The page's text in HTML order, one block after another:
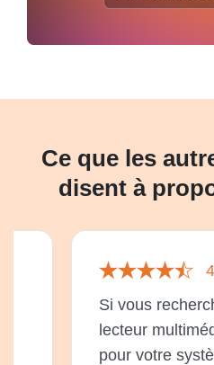
Ce que les
disent à
Si vous
lecteur
pour votre